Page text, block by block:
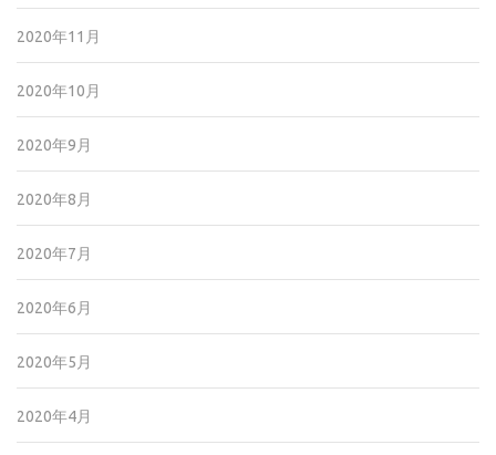
2020年11月
2020年10月
2020年9月
2020年8月
2020年7月
2020年6月
2020年5月
2020年4月